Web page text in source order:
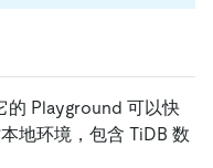
的 Playground 可以快
地环境，包含 TiDB 数